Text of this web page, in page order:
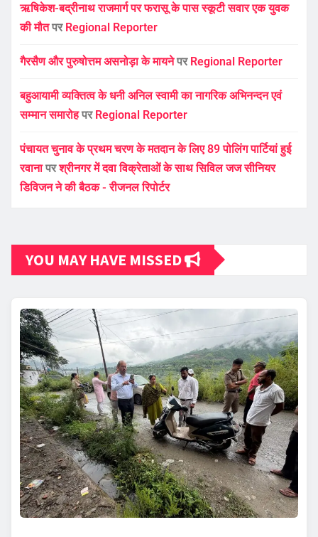
ऋषिकेश-बद्रीनाथ राजमार्ग पर फरासू के पास स्कूटी सवार एक युवक
की मौतपर Regional Reporter
गैरसैण और पुरुषोत्तम असनोड़ा के मायनेपर Regional Reporter
बहुआयामी व्यक्तित्व के धनी अनिल स्वामी का नागरिक अभिनन्दन एवं
सम्मान समारोहपर Regional Reporter
पंचायत चुनाव के प्रथम चरण के मतदान के लिए 89 पोलिंग पार्टियां हुई
रवानापरश्रीनगर में दवा विक्रेताओं के साथ सिविल जज सीनियर
डिविजन ने की बैठक - रीजनल रिपोर्टर
YOU MAY HAVE MISSED